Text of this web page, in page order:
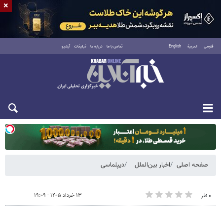
فارسی العربية English تماس با ما درباره ما تبلیغات آرشیو
دوشنبه ۱۹ مرداد ۱۴۰۵
صفحه اصلی اخبار بین‌الملل دیپلماسی
۰ نفر ۱۳ خرداد ۱۴۰۵ - ۱۹:۰۹
×